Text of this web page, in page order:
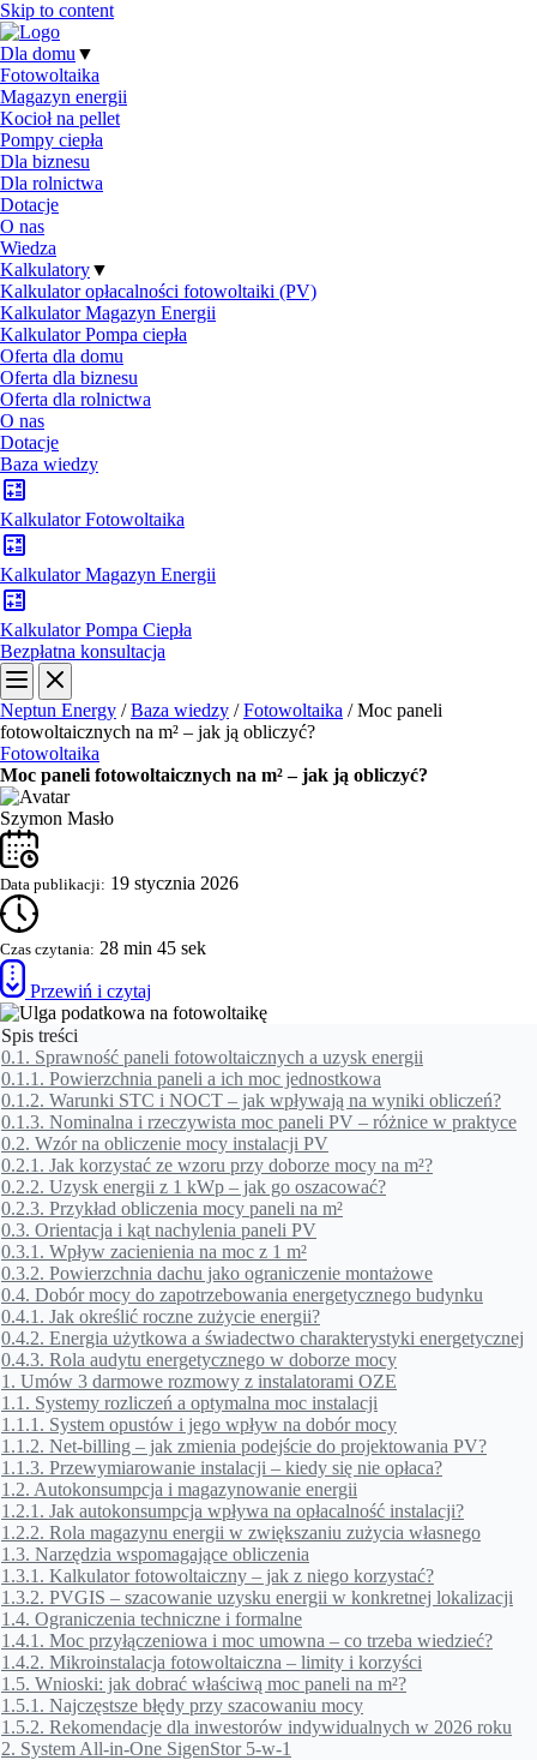
Skip to content
Dla domu ▼
Fotowoltaika
Magazyn energii
Kocioł na pellet
Pompy ciepła
Dla biznesu
Dla rolnictwa
Dotacje
O nas
Wiedza
Kalkulatory▼
Kalkulator opłacalności fotowoltaiki (PV)
Kalkulator Magazyn Energii
Kalkulator Pompa ciepła
Oferta dla domu
Oferta dla biznesu
Oferta dla rolnictwa
O nas
Dotacje
Baza wiedzy
Kalkulator Fotowoltaika
Kalkulator Magazyn Energii
Kalkulator Pompa Ciepła
Bezpłatna konsultacja
Neptun Energy /Baza wiedzy /Fotowoltaika /Moc paneli
fotowoltaicznych na m² – jak ją obliczyć?
Fotowoltaika
Moc paneli fotowoltaicznych na m² – jak ją obliczyć?
Szymon Masło
Data publikacji: 19 stycznia 2026
Czas czytania: 28 min 45 sek
Przewiń i czytaj
Spis treści
0.1. Sprawność paneli fotowoltaicznych a uzysk energii
0.1.1. Powierzchnia paneli a ich moc jednostkowa
0.1.2. Warunki STC i NOCT – jak wpływają na wyniki obliczeń?
0.1.3. Nominalna i rzeczywista moc paneli PV – różnice w praktyce
0.2. Wzór na obliczenie mocy instalacji PV
0.2.1. Jak korzystać ze wzoru przy doborze mocy na m²?
0.2.2. Uzysk energii z 1 kWp – jak go oszacować?
0.2.3. Przykład obliczenia mocy paneli na m²
0.3. Orientacja i kąt nachylenia paneli PV
0.3.1. Wpływ zacienienia na moc z 1 m²
0.3.2. Powierzchnia dachu jako ograniczenie montażowe
0.4. Dobór mocy do zapotrzebowania energetycznego budynku
0.4.1. Jak określić roczne zużycie energii?
0.4.2. Energia użytkowa a świadectwo charakterystyki energetycznej
0.4.3. Rola audytu energetycznego w doborze mocy
1. Umów 3 darmowe rozmowy z instalatorami OZE
1.1. Systemy rozliczeń a optymalna moc instalacji
1.1.1. System opustów i jego wpływ na dobór mocy
1.1.2. Net-billing – jak zmienia podejście do projektowania PV?
1.1.3. Przewymiarowanie instalacji – kiedy się nie opłaca?
1.2. Autokonsumpcja i magazynowanie energii
1.2.1. Jak autokonsumpcja wpływa na opłacalność instalacji?
1.2.2. Rola magazynu energii w zwiększaniu zużycia własnego
1.3. Narzędzia wspomagające obliczenia
1.3.1. Kalkulator fotowoltaiczny – jak z niego korzystać?
1.3.2. PVGIS – szacowanie uzysku energii w konkretnej lokalizacji
1.4. Ograniczenia techniczne i formalne
1.4.1. Moc przyłączeniowa i moc umowna – co trzeba wiedzieć?
1.4.2. Mikroinstalacja fotowoltaiczna – limity i korzyści
1.5. Wnioski: jak dobrać właściwą moc paneli na m²?
1.5.1. Najczęstsze błędy przy szacowaniu mocy
1.5.2. Rekomendacje dla inwestorów indywidualnych w 2026 roku
2. System All-in-One SigenStor 5-w-1